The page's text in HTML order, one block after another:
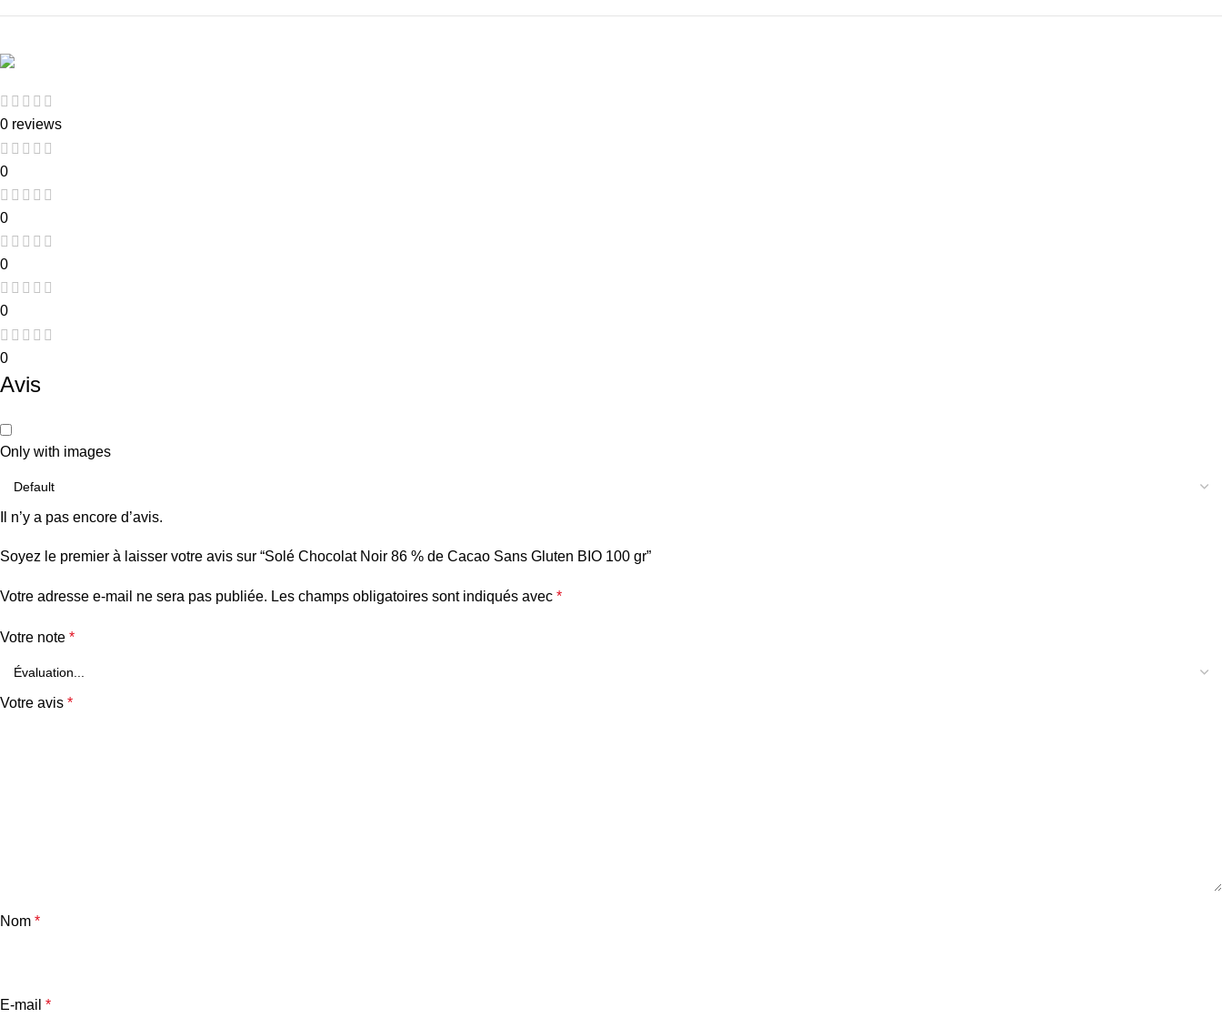
0 reviews
0
0
0
0
0
Avis
Only with images
Il n’y a pas encore d’avis.
Soyez le premier à laisser votre avis sur “Solé Chocolat Noir 86 % de Cacao Sans Gluten BIO 100 gr”
Votre adresse e-mail ne sera pas publiée. Les champs obligatoires sont indiqués avec *
Votre note *
Votre avis *
Nom *
E-mail *